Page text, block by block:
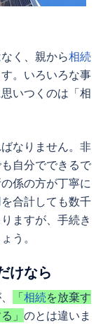
く、親から相続
。いろいろな事
いつくのは「相
なりません。非
自分でできるで
係の方が丁寧に
合計しても数千
ますが、手続き
う。
けなら
「相続を放棄す
」 のとは違いま